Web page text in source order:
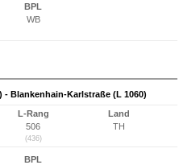
BPL
WB
Blankenhain-Karlstraße (L 1060)
L-Rang
506
(436)
Land
TH
BPL